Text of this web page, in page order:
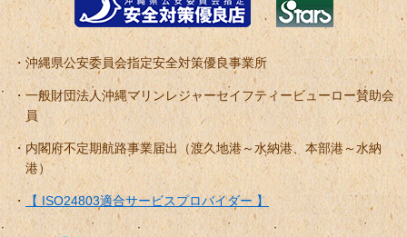
沖縄県公安委員会指定安全対策優良事業所
一般財団法人沖縄マリンレジャーセイフティービューロー賛助会
員
内閣府不定期航路事業届出（渡久地港～水納港、本部港～水納
港）
【 ISO24803適合サービスプロバイダー 】